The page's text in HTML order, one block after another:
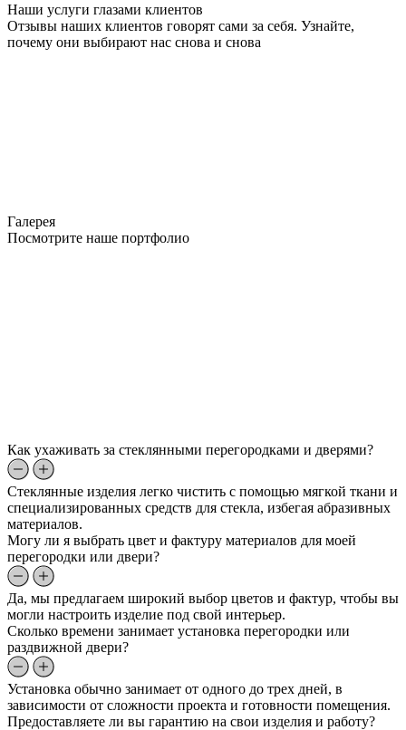
Наши услуги глазами клиентов
Отзывы наших клиентов говорят сами за себя. Узнайте,
почему они выбирают нас снова и снова
Галерея
Посмотрите наше портфолио
Как ухаживать за стеклянными перегородками и дверями?
Стеклянные изделия легко чистить с помощью мягкой ткани и
специализированных средств для стекла, избегая абразивных
материалов.
Могу ли я выбрать цвет и фактуру материалов для моей
перегородки или двери?
Да, мы предлагаем широкий выбор цветов и фактур, чтобы вы
могли настроить изделие под свой интерьер.
Сколько времени занимает установка перегородки или
раздвижной двери?
Установка обычно занимает от одного до трех дней, в
зависимости от сложности проекта и готовности помещения.
Предоставляете ли вы гарантию на свои изделия и работу?